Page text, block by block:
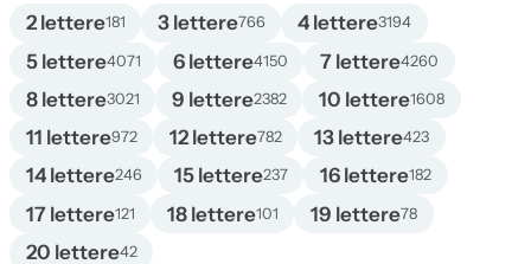
2 lettere181 3 lettere766 4 lettere3194
5 lettere4071 6 lettere4150 7 lettere4260
8 lettere3021 9 lettere2382 10 lettere1608
11 lettere972 12 lettere782 13 lettere423
14 lettere246 15 lettere237 16 lettere182
17 lettere121 18 lettere101 19 lettere78
20 lettere42